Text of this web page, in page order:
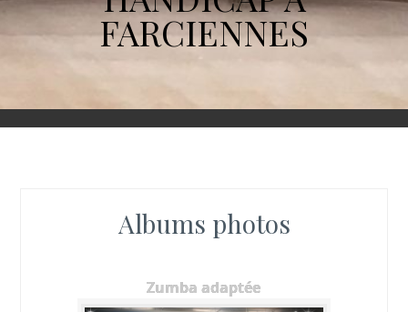
FARCIENNES
Albums photos
Zumba adaptée